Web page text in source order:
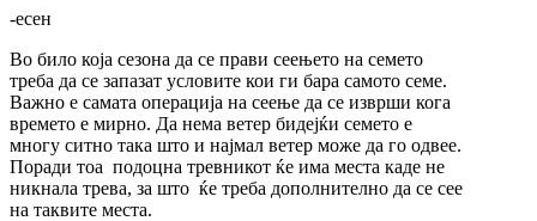
-есен
Во било која сезона да се прави сеењето на семето
треба да се запазат условите кои ги бара самото семе.
Важно е самата операција на сеење да се изврши кога
времето е мирно. Да нема ветер бидејќи семето е
многу ситно така што и најмал ветер може да го одвее.
Поради тоа подоцна тревникот ќе има места каде не
никнала трева, за што ќе треба дополнително да се сее
на таквите места.